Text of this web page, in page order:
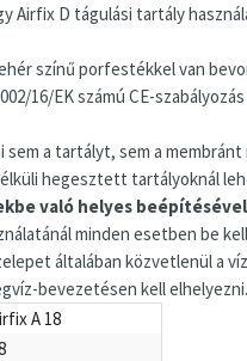
Airfix D tágulási tartály
színű porfestékkel van
16/EK számú CE-
a tartályt, sem a
hegesztett tartályoknál
való helyes
minden esetben be
általában közvetlenül a
bevezetésen kell elhelyezni.
A 18